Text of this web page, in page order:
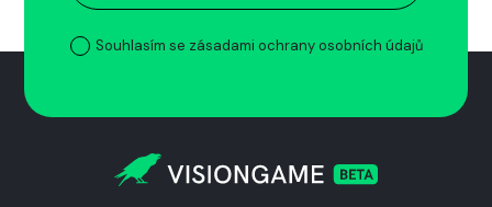
Souhlasím se zásadami ochrany osobních údajů